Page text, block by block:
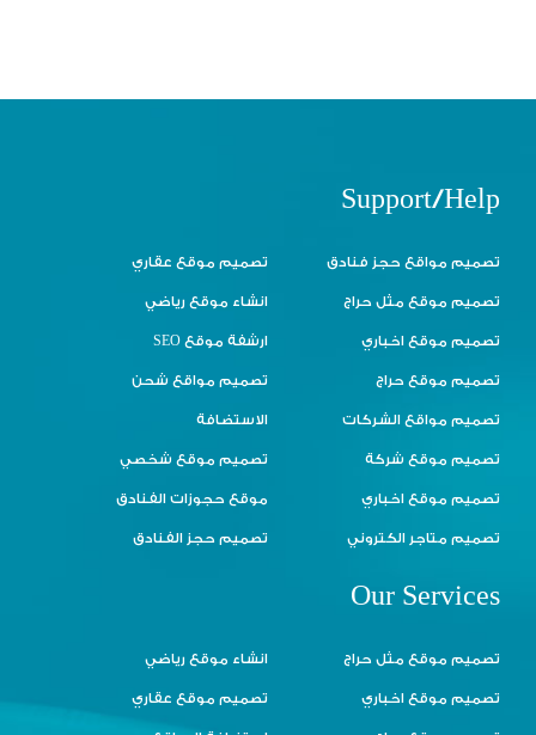
Support/Help
تصميم مواقع حجز فنادق تصميم موقع عقاري
تصميم موقع مثل حراج انشاء موقع رياضي
تصميم موقع اخباري ارشفة موقع SEO
تصميم موقع حراج تصميم مواقع شحن
تصميم مواقع الشركات الاستضافة
تصميم موقع شركة تصميم موقع شخصي
تصميم موقع اخباري موقع حجوزات الفنادق
تصميم متاجر الكتروني تصميم حجز الفنادق
Our Services
تصميم موقع مثل حراج انشاء موقع رياضي
تصميم موقع اخباري تصميم موقع عقاري